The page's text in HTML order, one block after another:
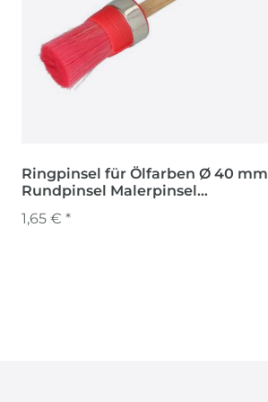
Ringpinsel für Ölfarben Ø 40 mm
Rundpinsel Malerpinsel
1,65 € *